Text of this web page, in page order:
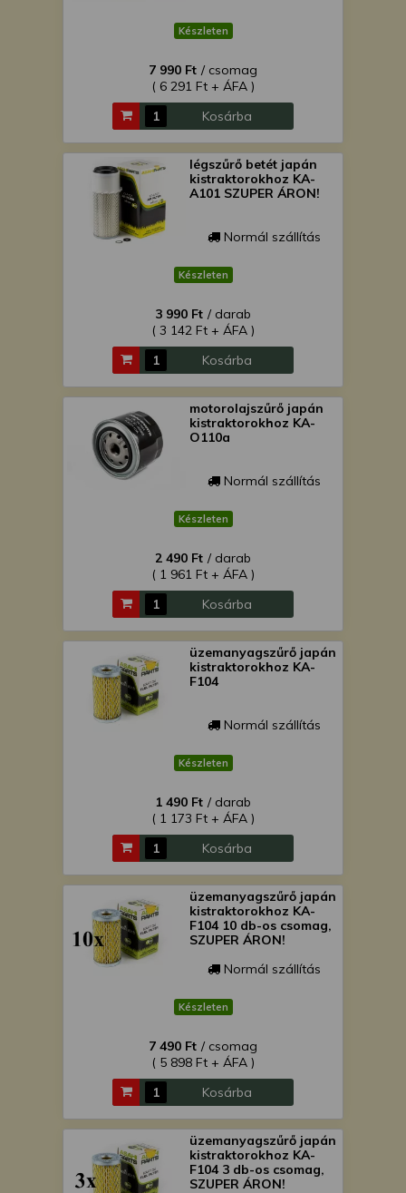
Készleten
7 990 Ft / csomag
( 6 291 Ft + ÁFA )
Kosárba
légszűrő betét japán
kistraktorokhoz KA-
A101 SZUPER ÁRON!
Normál szállítás
Készleten
3 990 Ft / darab
( 3 142 Ft + ÁFA )
Kosárba
motorolajszűrő japán
kistraktorokhoz KA-
O110a
Normál szállítás
Készleten
2 490 Ft / darab
( 1 961 Ft + ÁFA )
Kosárba
üzemanyagszűrő japán
kistraktorokhoz KA-
F104
Normál szállítás
Készleten
1 490 Ft / darab
( 1 173 Ft + ÁFA )
Kosárba
üzemanyagszűrő japán
kistraktorokhoz KA-
F104 10 db-os csomag,
SZUPER ÁRON!
Normál szállítás
Készleten
7 490 Ft / csomag
( 5 898 Ft + ÁFA )
Kosárba
üzemanyagszűrő japán
kistraktorokhoz KA-
F104 3 db-os csomag,
SZUPER ÁRON!